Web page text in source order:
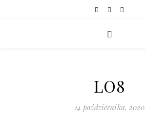
LO8
14 października, 2020